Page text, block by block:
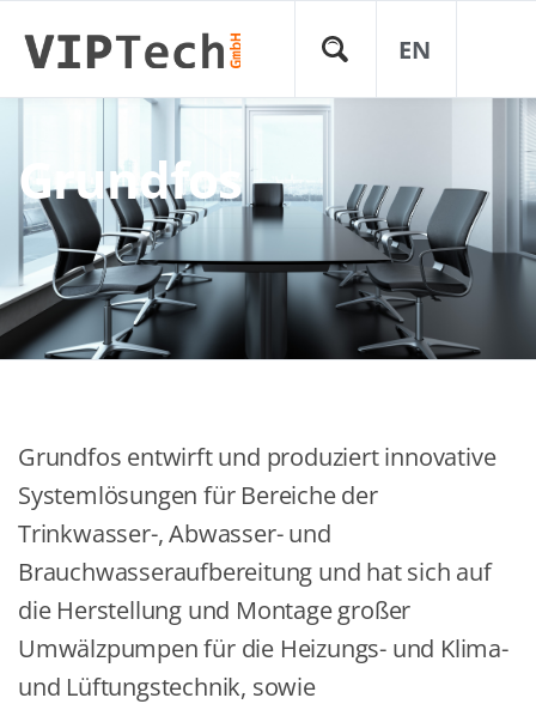
EN
Grundfos
Grundfos entwirft und produziert innovative
Systemlösungen für Bereiche der
Trinkwasser-, Abwasser- und
Brauchwasseraufbereitung und hat sich auf
die Herstellung und Montage großer
Umwälzpumpen für die Heizungs- und Klima-
und Lüftungstechnik, sowie